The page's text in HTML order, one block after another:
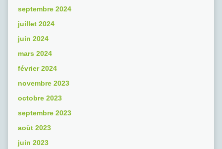
septembre 2024
juillet 2024
juin 2024
mars 2024
février 2024
novembre 2023
octobre 2023
septembre 2023
août 2023
juin 2023